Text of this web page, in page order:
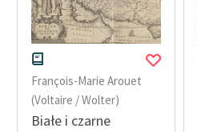
sprawozdania finansowe
Regulamin darowizn
Informacja o treściach
wrażliwych
Deklaracja dostępności
François-Marie Arouet
(Voltaire / Wolter)
Białe i czarne